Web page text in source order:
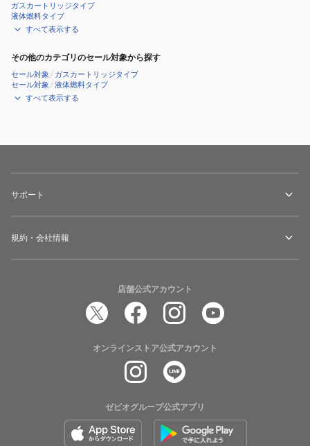
ガスカートリッジタイプ
液体燃料タイプ
すべて表示する
その他のカテゴリのセール対象から探す
セール対象 / ガスカートリッジタイプ
セール対象 /液体燃料タイプ
すべて表示する
サポート
規約・会社情報
店舗公式アカウント
オンラインストア公式アカウント
ゼビオグループ公式アプリ